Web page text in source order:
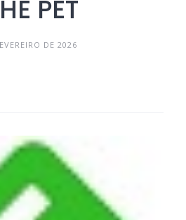
PET
DE 2026